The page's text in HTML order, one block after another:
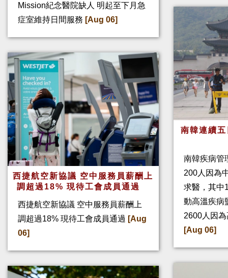
Mission紀念醫院缺人 明起至下月急
症室維持日間服務 [Aug 06]
西捷航空新協議 空中服務員薪酬上
調超過18% 現待工會成員通過
西捷航空新協議 空中服務員薪酬上
調超過18% 現待工會成員通過 [Aug
06]
南韓連續
南韓疾病管
200人因為
求醫，其中
動高溫疾病
2600人因
[Aug 06]